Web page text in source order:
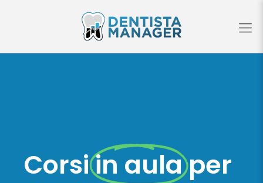
Corsi in aula per